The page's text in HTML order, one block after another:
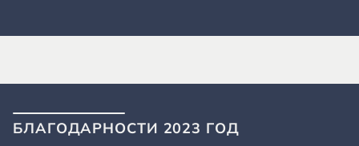
БЛАГОДАРНОСТИ 2023 ГОД